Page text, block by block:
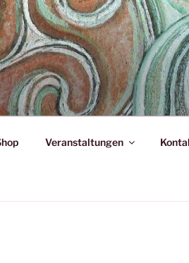
Veranstaltungen